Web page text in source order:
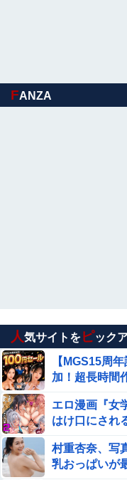
【動画】かもしれな
【悲報】日本車の原価
ｗｗｗｗｗｗｗｗ
【画像】絵師「印刷会
わ」→お前がクレーマ
残業でクタクタにな
ホをちょっとしてるだ
ながら家事をする
【ホリミヤ】 吉川由
FANZA
人気サイトをピック
【MGS15周
加！超長時間
エロ漫画『女
はけ口にされ
村重杏奈、写
乳おっぱいが